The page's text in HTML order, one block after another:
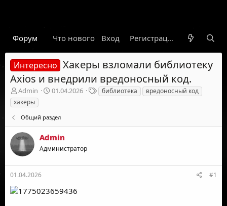
Форум Что нового Гарант Новости
Вход Регистрация
Интересно Хакеры взломали библиотеку
Axios и внедрили вредоносный код.
А
в
т
о
р
т
е
м
Admin
Д
а
н
а
а
01.04.2026
Т
е
библиотека
вредоносный код
хакеры
Общий раздел
Admin
Администратор
01.04.2026 #1